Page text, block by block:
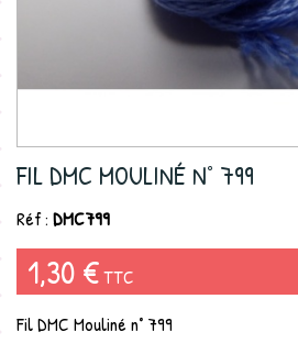
FIL DMC MOULINÉ N° 799
Réf : DMC799
1,30 €TTC
Fil DMC Mouliné n° 799